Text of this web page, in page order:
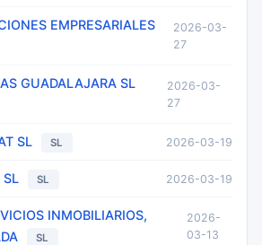
EMPRESARIALES
2026-03-
27
GUADALAJARA SL
2026-03-
27
SL SL 2026-03-19
SL SL 2026-03-19
INMOBILIARIOS,
SL
2026-
03-13